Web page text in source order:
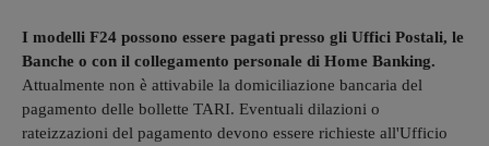
I modelli F24 possono essere pagati presso gli Uffici Postali, le
Banche o con il collegamento personale di Home Banking.
Attualmente non è attivabile la domiciliazione bancaria del
pagamento delle bollette TARI. Eventuali dilazioni o
rateizzazioni del pagamento devono essere richieste all'Ufficio